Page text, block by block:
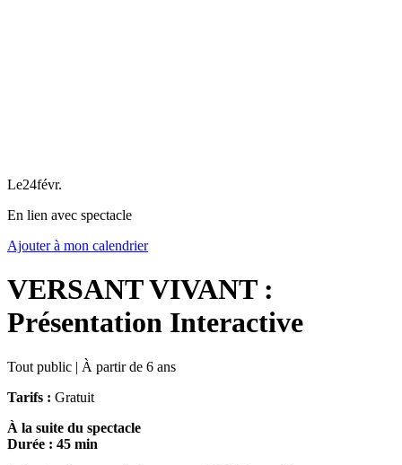
Le24févr.
En lien avec spectacle
Ajouter à mon calendrier
VERSANT VIVANT :
Présentation Interactive
Tout public | À partir de 6 ans
Tarifs : Gratuit
À la suite du spectacle
Durée : 45 min